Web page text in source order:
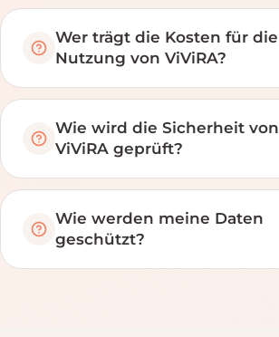
Wer trägt die Kosten für die
Nutzung von ViViRA?
Wie wird die Sicherheit von
ViViRA geprüft?
Wie werden meine Daten
geschützt?